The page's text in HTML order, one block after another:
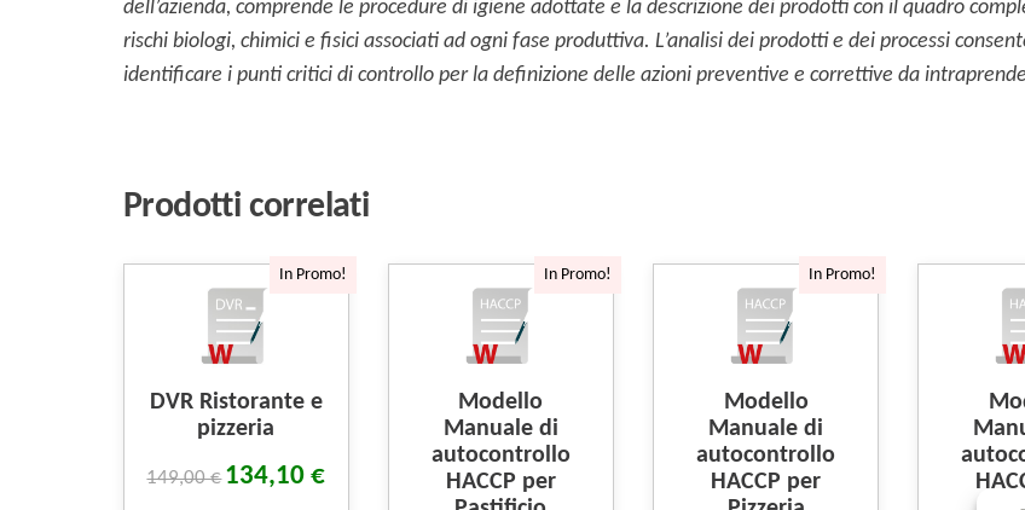
dell’azienda, comprende le procedure di igiene adottate e la descrizione dei prodotti con il quadro
rischi biologi, chimici e fisici associati ad ogni fase produttiva. L’analisi dei prodotti e dei processi
identificare i punti critici di controllo per la definizione delle azioni preventive e correttive da
Prodotti correlati
In Promo!
DVR Ristorante e
pizzeria
149,00€ 134,10€
In Promo!
Modello
Manuale di
autocontrollo
HACCP per
In Promo!
Modello
Manuale di
autocontrollo
HACCP per